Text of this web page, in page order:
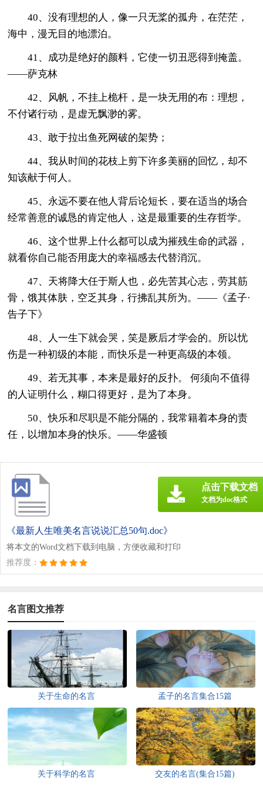
40、没有理想的人，像一只无桨的孤舟，在茫茫，
海中，漫无目的地漂泊。
41、成功是绝好的颜料，它使一切丑恶得到掩盖。
——萨克林
42、风帆，不挂上桅杆，是一块无用的布：理想，
不付诸行动，是虚无飘渺的雾。
43、敢于拉出鱼死网破的架势；
44、我从时间的花枝上剪下许多美丽的回忆，却不
知该献于何人。
45、永远不要在他人背后论短长，要在适当的场合
经常善意的诚恳的肯定他人，这是最重要的生存哲学。
46、这个世界上什么都可以成为摧残生命的武器，
就看你自己能否用庞大的幸福感去代替消沉。
47、天将降大任于斯人也，必先苦其心志，劳其筋
骨，饿其体肤，空乏其身，行拂乱其所为。——《孟子·
告子下》
48、人一生下就会哭，笑是厥后才学会的。所以忧
伤是一种初级的本能，而快乐是一种更高级的本领。
49、若无其事，本来是最好的反扑。 何须向不值得
的人证明什么，糊口得更好，是为了本身。
50、快乐和尽职是不能分隔的，我常籍着本身的责
任，以增加本身的快乐。——华盛顿
《最新人生唯美名言说说汇总50句.doc》
将本文的Word文档下载到电脑，方便收藏和打印
推荐度：
点击下载文档
文档为doc格式
名言图文推荐
关于生命的名言 孟子的名言集合15篇
关于科学的名言 交友的名言(集合15篇)